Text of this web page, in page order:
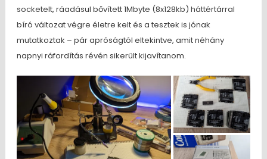
socketelt, ráadásul bővített 1Mbyte (8x128kb) háttértárral
bíró változat végre életre kelt és a tesztek is jónak
mutatkoztak – pár apróságtól eltekintve, amit néhány
napnyi ráfordítás révén sikerült kijavítanom.